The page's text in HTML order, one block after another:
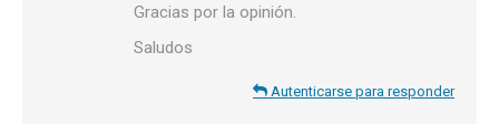
Gracias por la opinión.
Saludos
Autenticarse para responder